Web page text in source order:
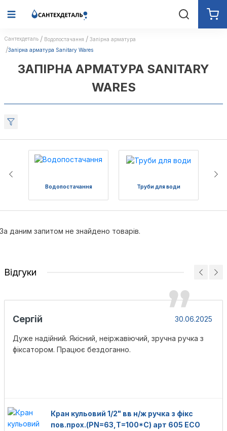
Сантехдеталь Водопостачання
Запірна арматура
Запірна арматура Sanitary Wares
ЗАПІРНА АРМАТУРА SANITARY
WARES
Водопостачання Труби для води
За даним запитом не знайдено товарів.
Відгуки
Сергій 30.06.2025
Дуже надійний. Якісний, неіржавіючий, зручна ручка з
фіксатором. Працює бездоганно.
Кран кульовий 1/2" вв н/ж ручка з фікс
пов.прох.(PN=63,Т=100*С) арт 605 ECO